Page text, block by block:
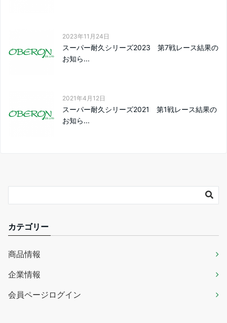
2023年11月24日
スーパー耐久シリーズ2023 第7戦レース結果の
お知ら...
2021年4月12日
スーパー耐久シリーズ2021 第1戦レース結果の
お知ら...
カテゴリー
商品情報
企業情報
会員ページログイン